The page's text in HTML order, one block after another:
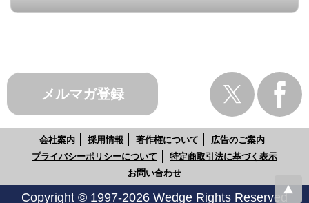
メルマガ登録
会社案内 採用情報 著作権について
広告のご案内
プライバシーポリシーについて
特定商取引法に基づく表示
お問い合わせ
Copyright © 1997-2026 Wedge Rights Reserved